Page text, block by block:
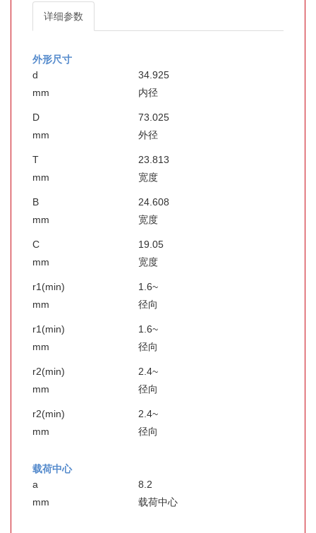
详细参数
外形尺寸
d
34.925
mm
内径
D
73.025
mm
外径
T
23.813
mm
宽度
B
24.608
mm
宽度
C
19.05
mm
宽度
r1(min)
1.6~
mm
径向
r1(min)
1.6~
mm
径向
r2(min)
2.4~
mm
径向
r2(min)
2.4~
mm
径向
载荷中心
a
8.2
mm
载荷中心